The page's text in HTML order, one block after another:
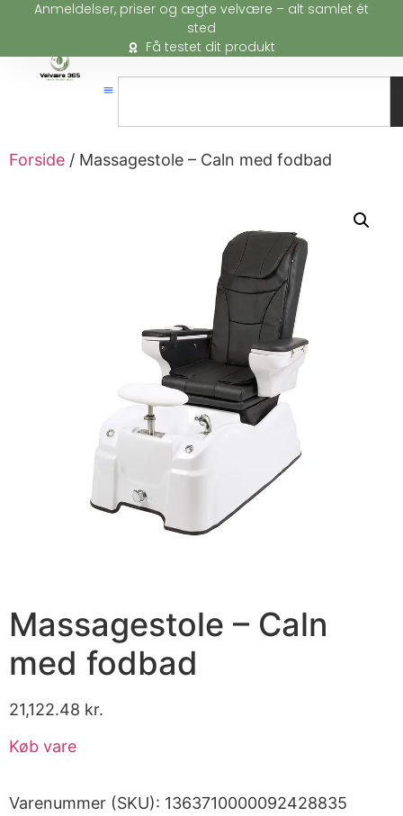
Anmeldelser, priser og ægte velvære – alt samlet ét
sted
Få testet dit produkt
Forside / Massagestole – Caln med fodbad
Massagestole – Caln
med fodbad
21,122.48 kr.
Køb vare
Varenummer (SKU): 1363710000092428835